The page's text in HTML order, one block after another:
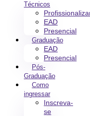
Técnicos
EAD
Presencial
Graduação
EAD
Presencial
Pós-
Graduação
Como
ingressar
Inscreva-
se